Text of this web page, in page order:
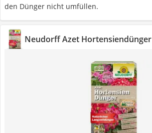
den Dünger nicht umfüllen.
Neudorff Azet Hortensiendünger